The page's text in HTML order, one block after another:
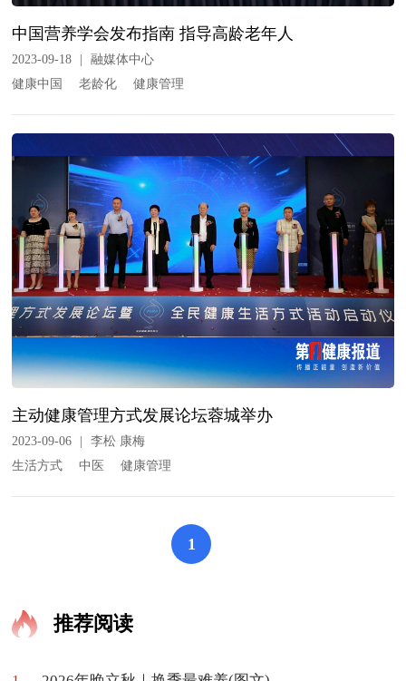
中国营养学会发布指南 指导高龄老年人
2023-09-18
融媒体中心
健康中国
老龄化 健康管理
主动健康管理方式发展论坛蓉城举办
2023-09-06
李松 康梅
生活方式
中医 健康管理
1
推荐阅读